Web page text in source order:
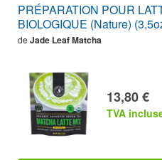
PRÉPARATION POUR
BIOLOGIQUE (Nature)
de Jade Leaf Matcha
13,80 €
TVA